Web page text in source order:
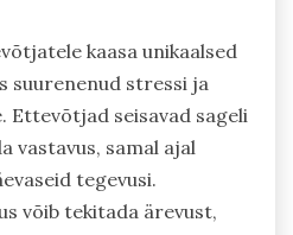
kaasa unikaalsed
suurenenud stressi ja
Ettevõtjad seisavad sageli
vastavus, samal ajal
tegevusi.
võib tekitada ärevust,